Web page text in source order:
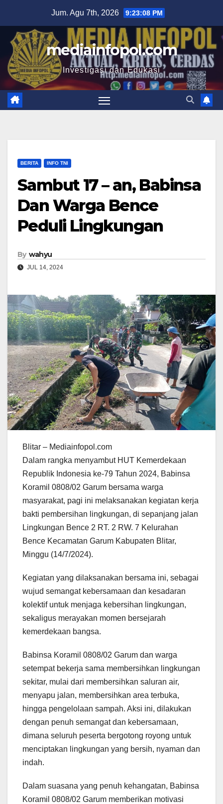
content
Jum. Agu 7th, 2026 9:23:09 PM
mediainfopol.com
Investigasi dan Edukasi
BERITA INFO TNI
Sambut 17 – an, Babinsa
Dan Warga Bence
Peduli Lingkungan
By wahyu
JUL 14, 2024
Blitar – Mediainfopol.com
Dalam rangka menyambut HUT Kemerdekaan
Republik Indonesia ke-79 Tahun 2024, Babinsa
Koramil 0808/02 Garum bersama warga
masyarakat, pagi ini melaksanakan kegiatan kerja
bakti pembersihan lingkungan, di sepanjang jalan
Lingkungan Bence 2 RT. 2 RW. 7 Kelurahan
Bence Kecamatan Garum Kabupaten Blitar,
Minggu (14/7/2024).
Kegiatan yang dilaksanakan bersama ini, sebagai
wujud semangat kebersamaan dan kesadaran
kolektif untuk menjaga kebersihan lingkungan,
sekaligus merayakan momen bersejarah
kemerdekaan bangsa.
Babinsa Koramil 0808/02 Garum dan warga
setempat bekerja sama membersihkan lingkungan
sekitar, mulai dari membersihkan saluran air,
menyapu jalan, membersihkan area terbuka,
hingga pengelolaan sampah. Aksi ini, dilakukan
dengan penuh semangat dan kebersamaan,
dimana seluruh peserta bergotong royong untuk
menciptakan lingkungan yang bersih, nyaman dan
indah.
Dalam suasana yang penuh kehangatan, Babinsa
Koramil 0808/02 Garum memberikan motivasi